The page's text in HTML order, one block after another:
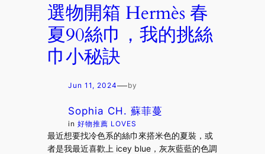
選物開箱 Hermès 春
夏90絲巾，我的挑絲
巾小秘訣
Jun 11, 2024—by
Sophia CH. 蘇菲蔓
in好物推薦 LOVES
最近想要找冷色系的絲巾來搭米色的夏裝，或
者是我最近喜歡上 icey blue，灰灰藍藍的色調